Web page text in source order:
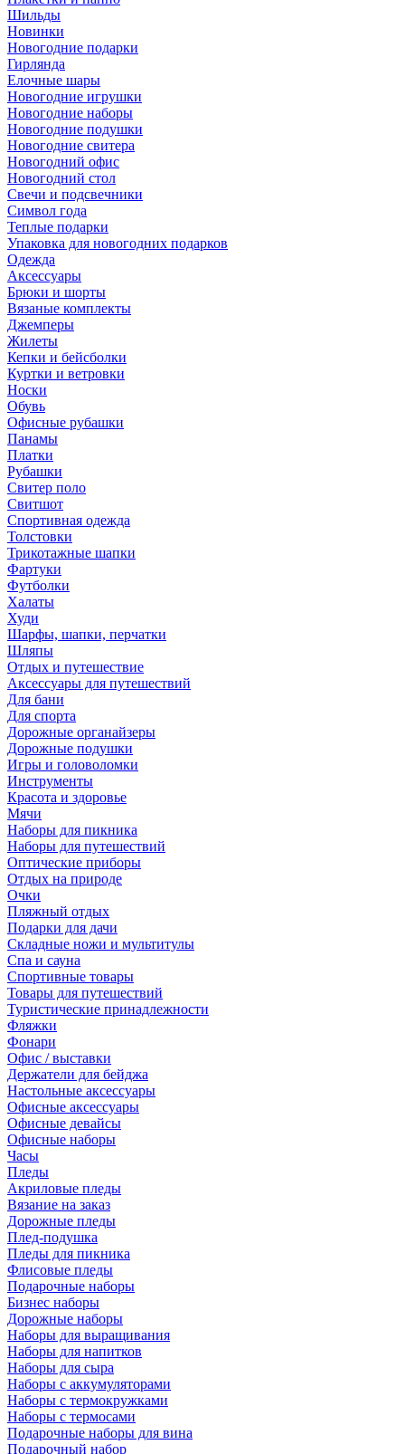
Шильды
Новинки
Новогодние подарки
Гирлянда
Елочные шары
Новогодние игрушки
Новогодние наборы
Новогодние подушки
Новогодние свитера
Новогодний офис
Новогодний стол
Свечи и подсвечники
Символ года
Теплые подарки
Упаковка для новогодних подарков
Одежда
Аксессуары
Брюки и шорты
Вязаные комплекты
Джемперы
Жилеты
Кепки и бейсболки
Куртки и ветровки
Носки
Обувь
Офисные рубашки
Панамы
Платки
Рубашки
Свитер поло
Свитшот
Спортивная одежда
Толстовки
Трикотажные шапки
Фартуки
Футболки
Халаты
Худи
Шарфы, шапки, перчатки
Шляпы
Отдых и путешествие
Аксессуары для путешествий
Для бани
Для спорта
Дорожные органайзеры
Дорожные подушки
Игры и головоломки
Инструменты
Красота и здоровье
Мячи
Наборы для пикника
Наборы для путешествий
Оптические приборы
Отдых на природе
Очки
Пляжный отдых
Подарки для дачи
Складные ножи и мультитулы
Спа и сауна
Спортивные товары
Товары для путешествий
Туристические принадлежности
Фляжки
Фонари
Офис / выставки
Держатели для бейджа
Настольные аксессуары
Офисные аксессуары
Офисные девайсы
Офисные наборы
Часы
Пледы
Акриловые пледы
Вязание на заказ
Дорожные пледы
Плед-подушка
Пледы для пикника
Флисовые пледы
Подарочные наборы
Бизнес наборы
Дорожные наборы
Наборы для выращивания
Наборы для напитков
Наборы для сыра
Наборы с аккумуляторами
Наборы с термокружками
Наборы с термосами
Подарочные наборы для вина
Подарочный набор